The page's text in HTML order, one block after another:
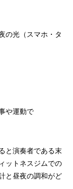
の光（スマホ・タ
や運動で
と演奏者である末
ットネスジムでの
と昼夜の調和がど